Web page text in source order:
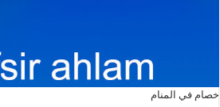
خصام في المنام